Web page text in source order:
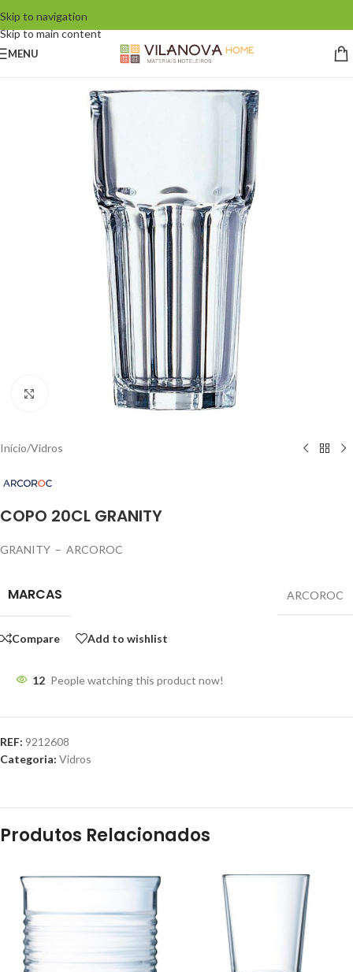
Skip to navigation
Skip to main content
MENU
Click to enlarge
Início/Vidros
COPO 20CL GRANITY
GRANITY – ARCOROC
MARCAS ARCOROC
Compare Add to wishlist
12 People watching this product now!
REF: 9212608
Categoria: Vidros
Produtos Relacionados